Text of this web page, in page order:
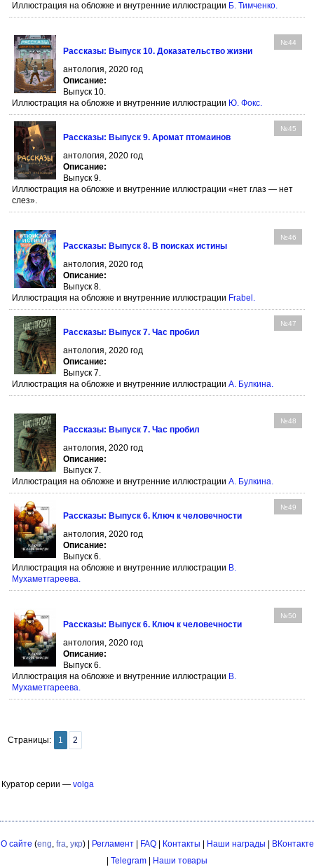
Иллюстрация на обложке и внутренние иллюстрации Б. Тимченко.
№44
Рассказы: Выпуск 10. Доказательство жизни
антология, 2020 год
Описание:
Выпуск 10.
Иллюстрация на обложке и внутренние иллюстрации Ю. Фокс.
№45
Рассказы: Выпуск 9. Аромат птомаинов
антология, 2020 год
Описание:
Выпуск 9.
Иллюстрация на обложке и внутренние иллюстрации «нет глаз — нет
слез».
№46
Рассказы: Выпуск 8. В поисках истины
антология, 2020 год
Описание:
Выпуск 8.
Иллюстрация на обложке и внутренние иллюстрации Frabel .
№47
Рассказы: Выпуск 7. Час пробил
антология, 2020 год
Описание:
Выпуск 7.
Иллюстрация на обложке и внутренние иллюстрации А. Булкина.
№48
Рассказы: Выпуск 7. Час пробил
антология, 2020 год
Описание:
Выпуск 7.
Иллюстрация на обложке и внутренние иллюстрации А. Булкина.
№49
Рассказы: Выпуск 6. Ключ к человечности
антология, 2020 год
Описание:
Выпуск 6.
Иллюстрация на обложке и внутренние иллюстрации В.
Мухаметгареева.
№50
Рассказы: Выпуск 6. Ключ к человечности
антология, 2020 год
Описание:
Выпуск 6.
Иллюстрация на обложке и внутренние иллюстрации В.
Мухаметгареева.
Страницы: 1 2
Куратор серии — volga
О сайте (eng, fra, укр) | Регламент| FAQ| Контакты Наши награды
ВКонтакте
Telegram Наши товары